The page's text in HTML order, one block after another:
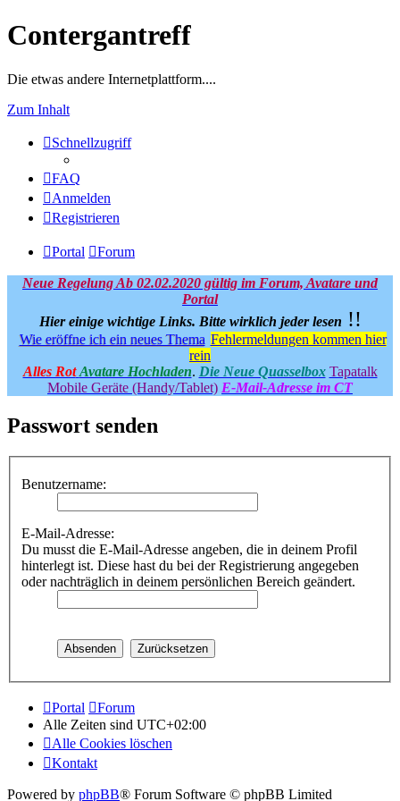
Contergantreff
Die etwas andere Internetplattform....
Zum Inhalt
Schnellzugriff
FAQ
Anmelden
Registrieren
Portal Forum
Neue Regelung Ab 02.02.2020 gültig im Forum, Avatare und
Portal
Hier einige wichtige Links. Bitte wirklich jeder lesen !!
Wie eröffne ich ein neues Thema Fehlermeldungen kommen hier
rein
Alles Rot Avatare Hochladen. Die Neue Quasselbox Tapatalk
Mobile Geräte (Handy/Tablet) E-Mail-Adresse im CT
Passwort senden
Benutzername:
E-Mail-Adresse:
Du musst die E-Mail-Adresse angeben, die in deinem Profil
hinterlegt ist. Diese hast du bei der Registrierung angegeben
oder nachträglich in deinem persönlichen Bereich geändert.
Portal
Forum
Alle Zeiten sind UTC+02:00
Alle Cookies löschen
Kontakt
Powered by phpBB® Forum Software © phpBB Limited